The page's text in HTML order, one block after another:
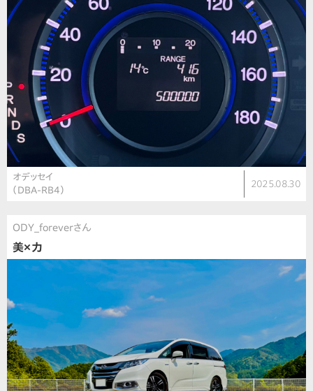
オデッセイ
（DBA-RB4）
2025.08.30
ODY_foreverさん
美×力